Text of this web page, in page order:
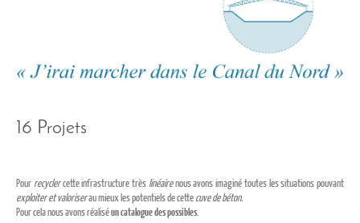
16 Projets
Pour recyclercette infrastructure très linéaire nous avons imaginé toutes les situations pouvant
exploiter et valoriserau mieux les potentiels de cettecuve de béton.
Pour cela nous avons réaliséun catalogue des possibles